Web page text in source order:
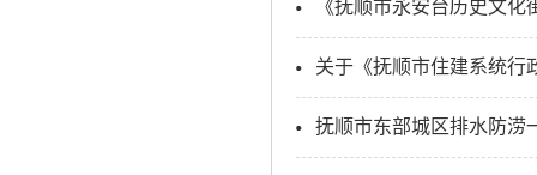
关于《抚顺市住建系统行
抚顺市东部城区排水防涝